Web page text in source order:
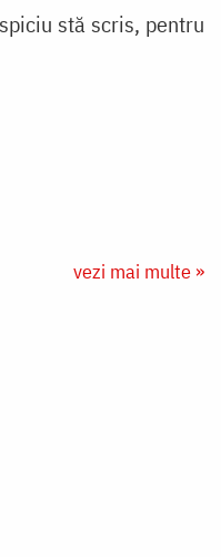
stă scris, pentru
vezi mai multe »